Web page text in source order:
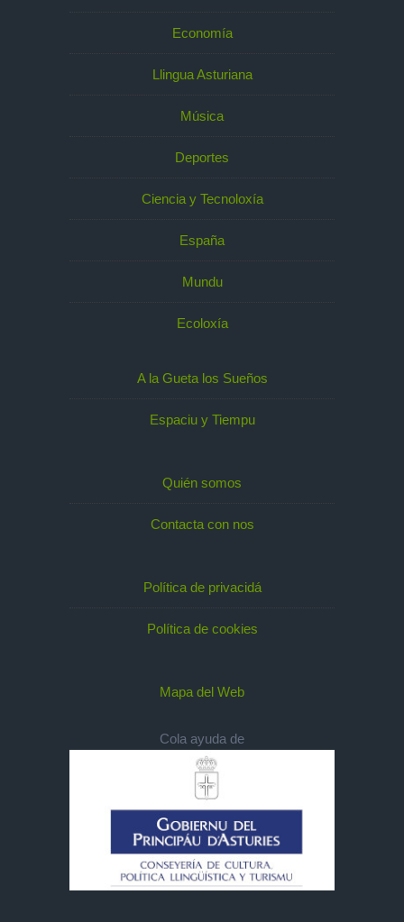
Economía
Llingua Asturiana
Música
Deportes
Ciencia y Tecnoloxía
España
Mundu
Ecoloxía
A la Gueta los Sueños
Espaciu y Tiempu
Quién somos
Contacta con nos
Política de privacidá
Política de cookies
Mapa del Web
Cola ayuda de